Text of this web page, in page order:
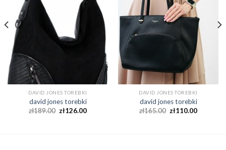
DAVID JONES TOREBKI
david jones torebki
zł189.00 zł126.00
DAVID JONES TOREBKI
david jones torebki
zł165.00 zł110.00